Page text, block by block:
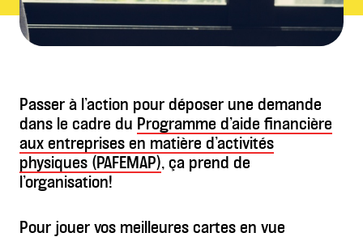
Passer à l’action pour déposer une demande
dans le cadre du Programme d’aide financière
aux entreprises en matière d’activités
physiques (PAFEMAP), ça prend de
l’organisation!
Pour jouer vos meilleures cartes en vue